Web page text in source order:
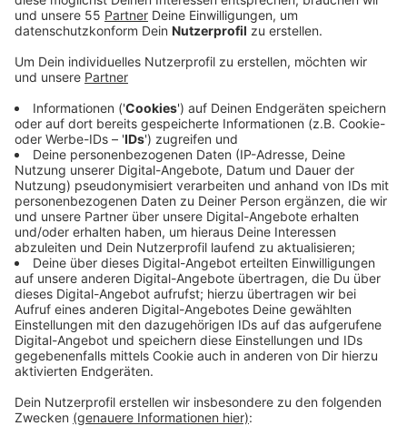
Jetzt muss auch das Hallenbad in Elmpt wegen
baulicher Mängel geschlossen bleiben.Das Flachdach
des Gebäudes ist undicht. Es hat Betonschäden. Ob
das Bad überhaupt wieder öffnen kann, ist im Moment
unklar. Ein Fachgutachten soll das jetzt klären. Seit
Jahren hat die Gemeinde Probleme mit ihren maroden
Bädern. Auch das sanierungsbedürftige Freibad ist
schon lange geschlossen. Ob es ein gemeinsames Bad
mit der Gemeinde Brüggen geben wird, ist immer noch
unklar. Zwar haben beide Gemeinderäte bereits für ein
gemeinsames Bad gestimmt. Die Umsetzung ist aber
von einem Bürgerbegehren abhängig. Mit dem wird
beantragt, das marode Freibad zu sanieren. Sollte es
im August (21.08.) eine Mehrheit dafür geben, müssen
die Pläne für den Bau eines gemeinschaftlichen Bades